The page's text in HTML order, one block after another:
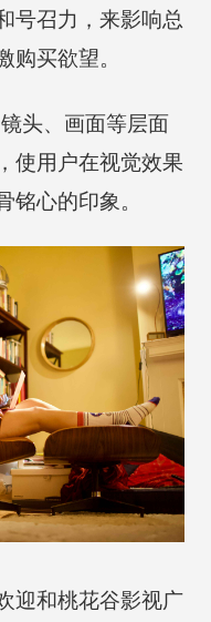
号召力，来影响总
购买欲望。
头、画面等层面
使用户在视觉效果
铭心的印象。
迎和桃花谷影视广